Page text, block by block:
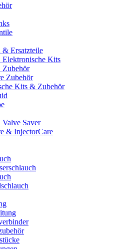
& Ersatzteile
Kits
Zubehör
Kits & Zubehör
Saver
& InjectorCare